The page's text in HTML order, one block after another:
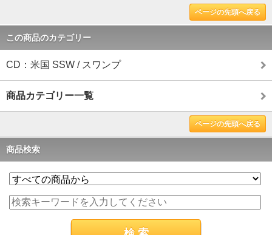
ページの先頭へ戻る
この商品のカテゴリー
CD：米国 SSW / スワンプ
商品カテゴリー一覧
ページの先頭へ戻る
商品検索